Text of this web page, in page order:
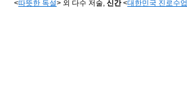
<따뜻한 독설> 외 다수 저술, 신간<대한민국 진로수업